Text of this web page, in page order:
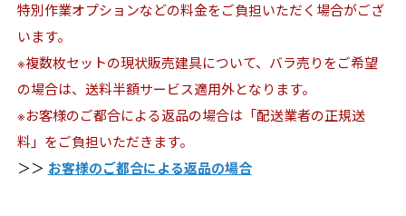
特別作業オプションなどの料金をご負担いただく場合がござ
います。
※複数枚セットの現状販売建具について、バラ売りをご希望
の場合は、送料半額サービス適用外となります。
※お客様のご都合による返品の場合は「配送業者の正規送
料」をご負担いただきます。
＞＞ お客様のご都合による返品の場合